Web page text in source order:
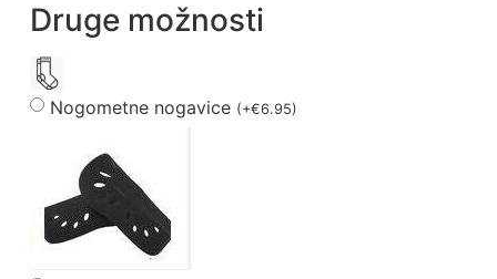
Druge možnosti
Nogometne nogavice (+€6.95)